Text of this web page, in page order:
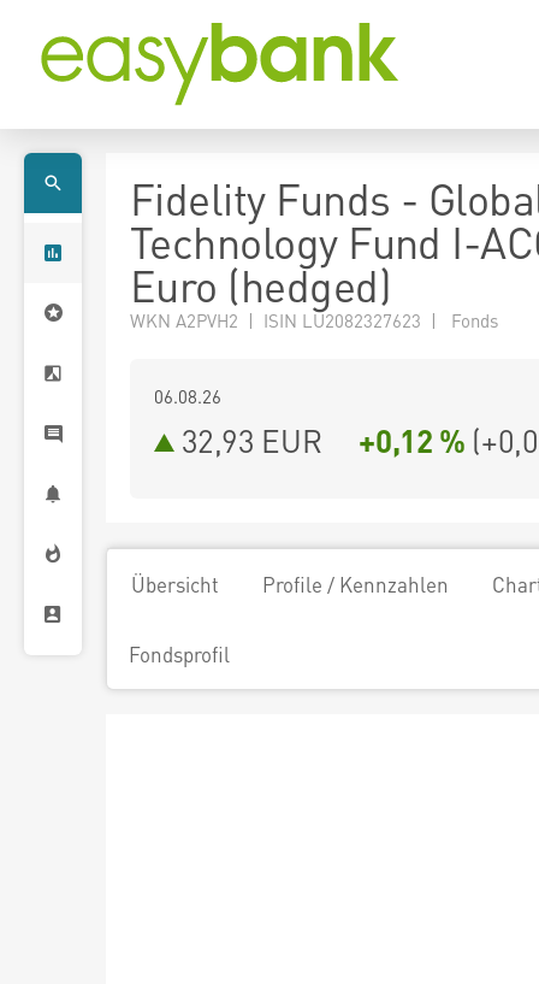
Fidelity Funds -
Technology Fund I-
Euro (hedged)
WKN A2PVH2 | ISIN LU2082327623 | Fonds
06.08.26
32,93 EUR +0,12 % (
Übersicht Profile / Kennzahlen
Fondsprofil